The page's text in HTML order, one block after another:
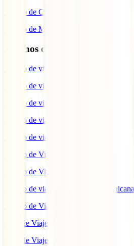
Seguro de Coche
Seguro de Moto
Destinos de interés
Seguro de viaje a EEUU
Seguro de viaje a Indonesia
Seguro de viaje a Marruecos
Seguro de viaje a Reino Unido
Seguro de viaje a México
Seguro de Viaje a Tailandia
Seguro de Viaje a China
Seguro de viaje a República Dominicana
Seguro de Viaje a Colombia
Guía de Viaje a Estados Unidos
Guía de Viaje a México